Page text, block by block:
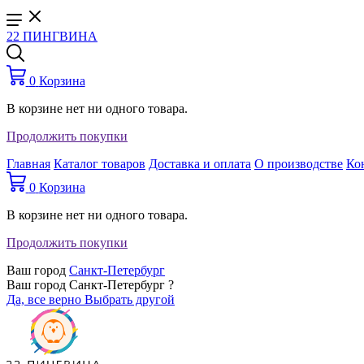
22 ПИНГВИНА
0 Корзина
В корзине нет ни одного товара.
Продолжить покупки
Главная Каталог товаров Доставка и оплата О производстве
0 Корзина
В корзине нет ни одного товара.
Продолжить покупки
Ваш город Санкт-Петербург
Ваш город Санкт-Петербург ?
Да, все верно Выбрать другой